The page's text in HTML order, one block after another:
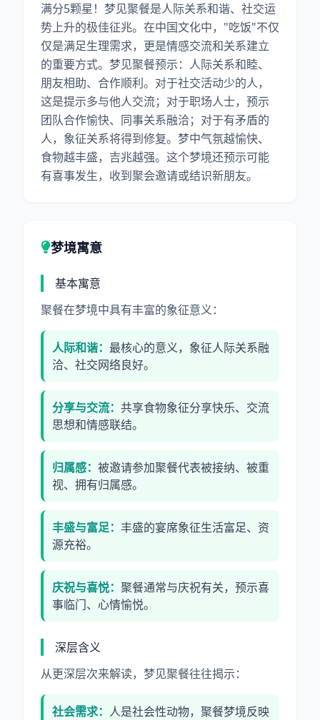
满分5颗星！梦见聚餐是人际关系和谐、社交运
势上升的极佳征兆。在中国文化中，"吃饭"不仅
仅是满足生理需求，更是情感交流和关系建立
的重要方式。梦见聚餐预示：人际关系和睦、
朋友相助、合作顺利。对于社交活动少的人，
这是提示多与他人交流；对于职场人士，预示
团队合作愉快、同事关系融洽；对于有矛盾的
人，象征关系将得到修复。梦中气氛越愉快、
食物越丰盛，吉兆越强。这个梦境还预示可能
有喜事发生，收到聚会邀请或结识新朋友。
梦境寓意
基本寓意
聚餐在梦境中具有丰富的象征意义：
人际和谐： 最核心的意义，象征人际关系融
洽、社交网络良好。
分享与交流： 共享食物象征分享快乐、交流
思想和情感联结。
归属感： 被邀请参加聚餐代表被接纳、被重
视、拥有归属感。
丰盛与富足： 丰盛的宴席象征生活富足、资
源充裕。
庆祝与喜悦： 聚餐通常与庆祝有关，预示喜
事临门、心情愉悦。
深层含义
从更深层次来解读，梦见聚餐往往揭示：
社会需求： 人是社会性动物，聚餐梦境反映